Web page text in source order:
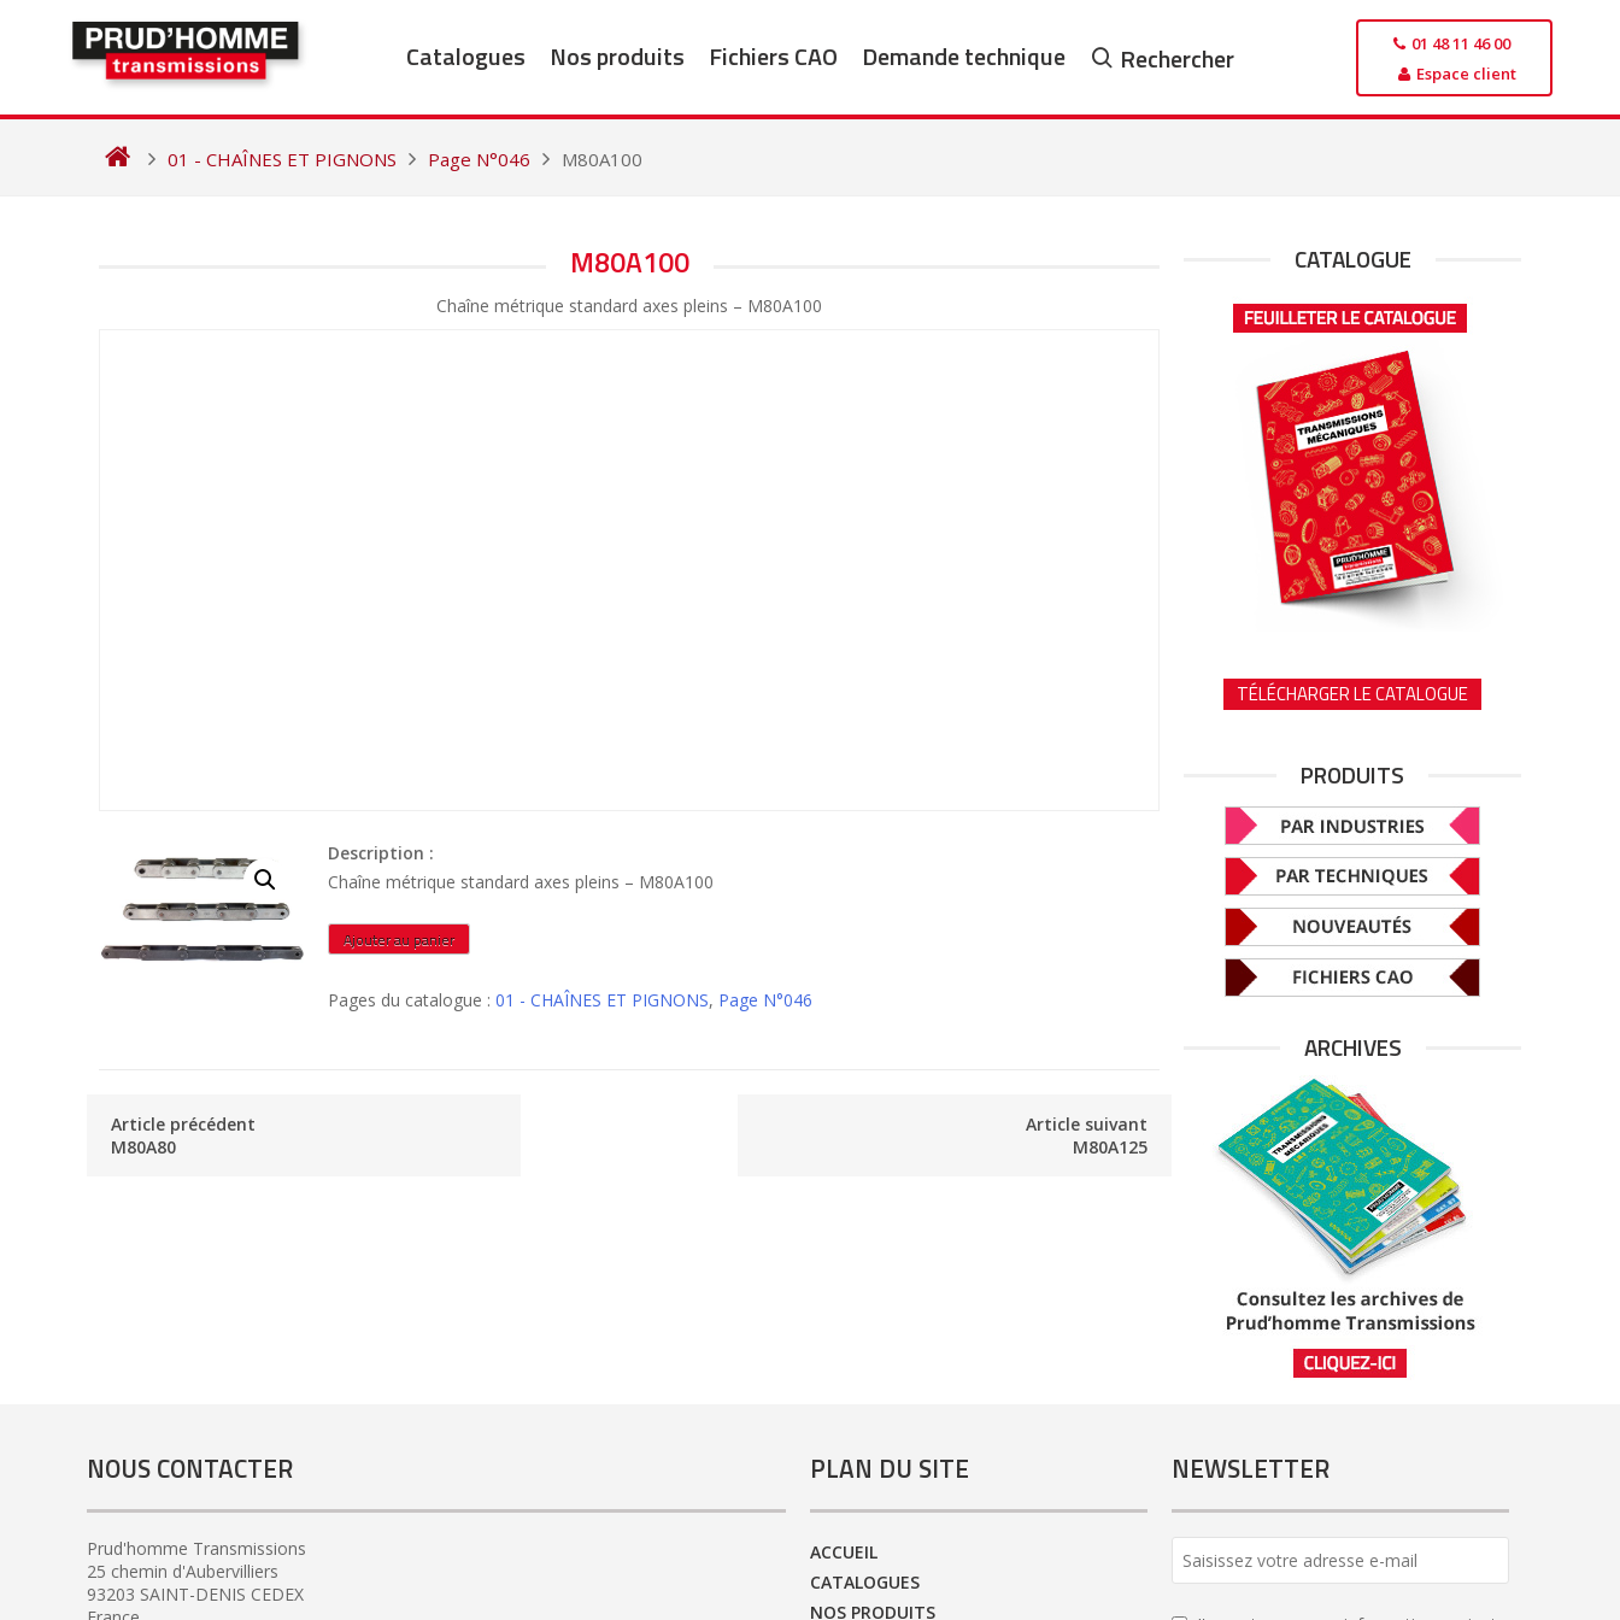
Catalogues Nos produits Fichiers CAO Demande technique Rechercher
01 48 11 46 00
Espace client
01 - CHAÎNES ET PIGNONS Page N°046 M80A100
M80A100
Chaîne métrique standard axes pleins – M80A100
Description :
Chaîne métrique standard axes pleins – M80A100
quantité
de
Ajouter au panier
Pages du catalogue : 01 - CHAÎNES ET PIGNONS, Page N°046
Article précédent
M80A80
Article suivant
M80A125
CATALOGUE
TÉLÉCHARGER LE CATALOGUE
PRODUITS
ARCHIVES
NOUS CONTACTER
Prud'homme Transmissions
25 chemin d'Aubervilliers
93203 SAINT-DENIS CEDEX
PLAN DU SITE
ACCUEIL
CATALOGUES
NOS PRODUITS
NEWSLETTER